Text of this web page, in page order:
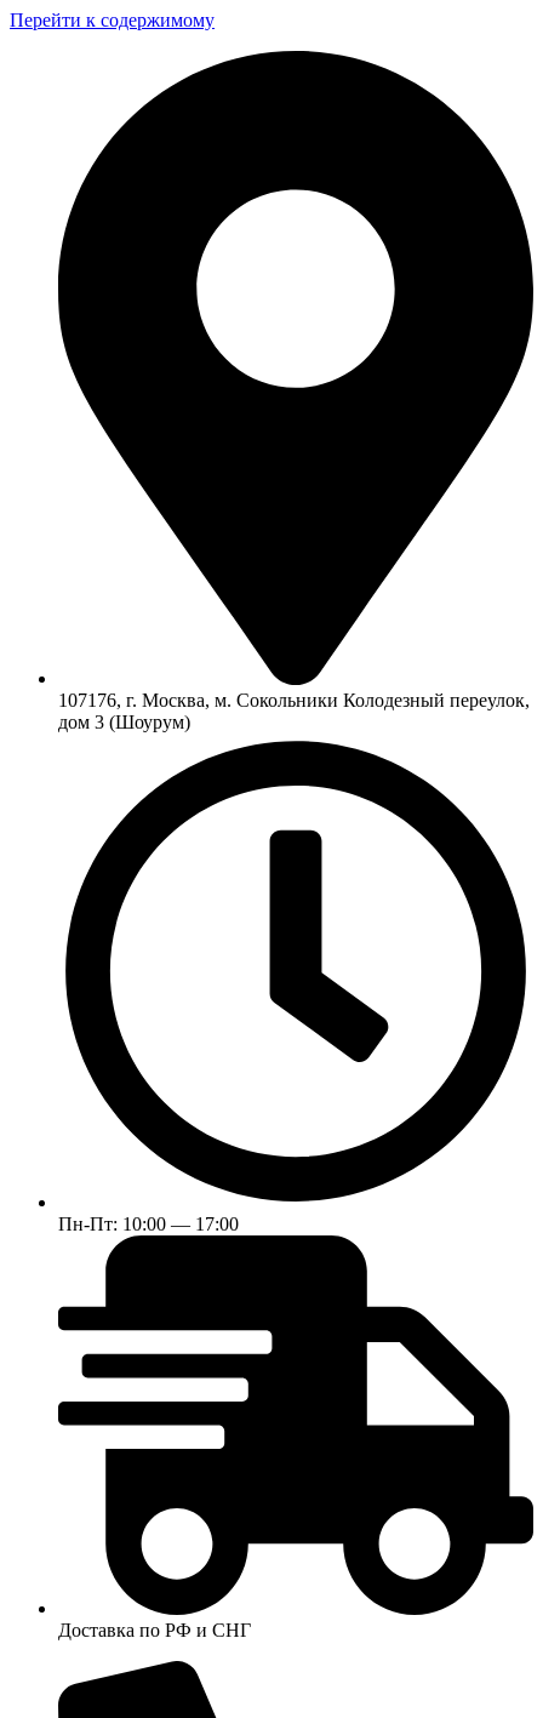
Перейти к содержимому
107176, г. Москва, м. Сокольники Колодезный переулок,
дом 3 (Шоурум)
Пн-Пт: 10:00 — 17:00
Доставка по РФ и СНГ